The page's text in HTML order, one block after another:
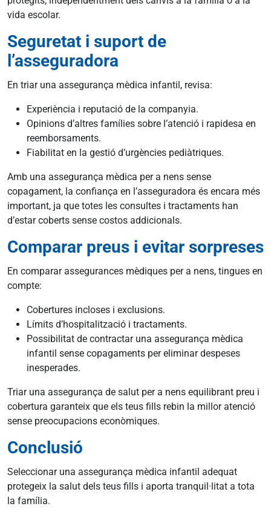
vida escolar.
Seguretat i suport de
l’asseguradora
En triar una assegurança mèdica infantil, revisa:
Experiència i reputació de la companyia.
Opinions d’altres famílies sobre l’atenció i rapidesa en
reemborsaments.
Fiabilitat en la gestió d’urgències pediàtriques.
Amb una assegurança mèdica per a nens sense
copagament, la confiança en l’asseguradora és encara més
important, ja que totes les consultes i tractaments han
d’estar coberts sense costos addicionals.
Comparar preus i evitar sorpreses
En comparar assegurances mèdiques per a nens, tingues en
compte:
Cobertures incloses i exclusions.
Límits d’hospitalització i tractaments.
Possibilitat de contractar una assegurança mèdica
infantil sense copagaments per eliminar despeses
inesperades.
Triar una assegurança de salut per a nens equilibrant preu i
cobertura garanteix que els teus fills rebin la millor atenció
sense preocupacions econòmiques.
Conclusió
Seleccionar una assegurança mèdica infantil adequat
protegeix la salut dels teus fills i aporta tranquil·litat a tota
la família.